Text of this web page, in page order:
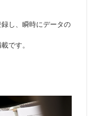
し、瞬時にデータの
です。